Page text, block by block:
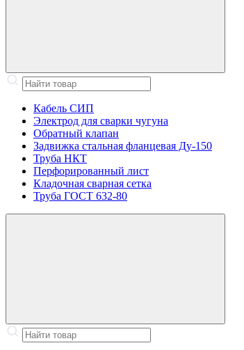
Кабель СИП
Электрод для сварки чугуна
Обратный клапан
Задвижка стальная фланцевая Ду-150
Труба НКТ
Перфорированный лист
Кладочная сварная сетка
Труба ГОСТ 632-80